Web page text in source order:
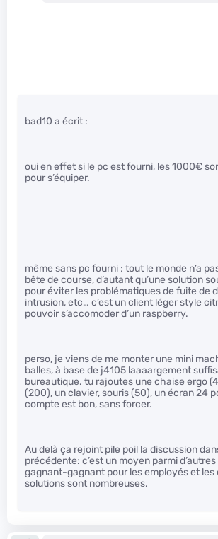
bad10 a écrit :
oui en effet si le pc est fourni, les 1000€
pour s’équiper.
même sans pc fourni ; tout le monde n’a
bête de course, d’autant qu’une solution
pour éviter les problématiques de fuite de
intrusion, etc… c’est un client léger style
pouvoir s’accomoder d’un raspberry.
perso, je viens de me monter une mini
balles, à base de j4105 laaaargement
bureautique. tu rajoutes une chaise ergo
(200), un clavier, souris (50), un écran 24
compte est bon, sans forcer.
Au delà ça rejoint pile poil la discussion
précédente: c’est un moyen parmi
gagnant-gagnant pour les employés et les
solutions sont nombreuses.